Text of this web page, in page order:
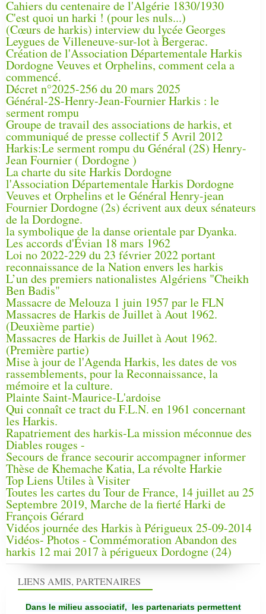
Cahiers du centenaire de l'Algérie 1830/1930
C'est quoi un harki ! (pour les nuls...)
(Cœurs de harkis) interview du lycée Georges
Leygues de Villeneuve-sur-lot à Bergerac.
Création de l'Association Départementale Harkis
Dordogne Veuves et Orphelins, comment cela a
commencé.
Décret n°2025-256 du 20 mars 2025
Général-2S-Henry-Jean-Fournier Harkis : le
serment rompu
Groupe de travail des associations de harkis, et
communiqué de presse collectif 5 Avril 2012
Harkis:Le serment rompu du Général (2S) Henry-
Jean Fournier ( Dordogne )
La charte du site Harkis Dordogne
l'Association Départementale Harkis Dordogne
Veuves et Orphelins et le Général Henry-jean
Fournier Dordogne (2s) écrivent aux deux sénateurs
de la Dordogne.
la symbolique de la danse orientale par Dyanka.
Les accords d'Évian 18 mars 1962
Loi no 2022-229 du 23 février 2022 portant
reconnaissance de la Nation envers les harkis
L’un des premiers nationalistes Algériens "Cheikh
Ben Badis"
Massacre de Melouza 1 juin 1957 par le FLN
Massacres de Harkis de Juillet à Aout 1962.
(Deuxième partie)
Massacres de Harkis de Juillet à Aout 1962.
(Première partie)
Mise à jour de l'Agenda Harkis, les dates de vos
rassemblements, pour la Reconnaissance, la
mémoire et la culture.
Plainte Saint-Maurice-L'ardoise
Qui connaît ce tract du F.L.N. en 1961 concernant
les Harkis.
Rapatriement des harkis-La mission méconnue des
Diables rouges -
Secours de france secourir accompagner informer
Thèse de Khemache Katia, La révolte Harkie
Top Liens Utiles à Visiter
Toutes les cartes du Tour de France, 14 juillet au 25
Septembre 2019, Marche de la fierté Harki de
François Gérard
Vidéos journée des Harkis à Périgueux 25-09-2014
Vidéos- Photos - Commémoration Abandon des
harkis 12 mai 2017 à périgueux Dordogne (24)
LIENS AMIS, PARTENAIRES
Dans le milieu associatif, les partenariats permettent